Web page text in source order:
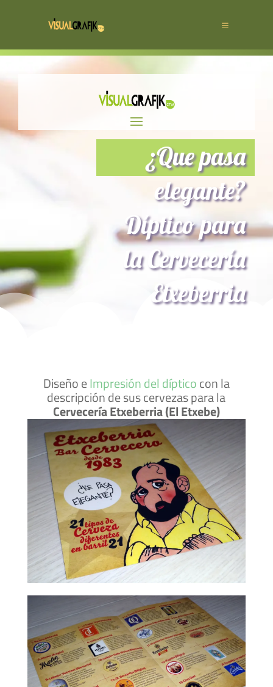
¿Que pasa
elegante?
Díptico para
la Cervecería
Etxeberria
Diseño eImpresión del díptico con la
descripción de sus cervezas para la
Cervecería Etxeberria (El Etxebe)